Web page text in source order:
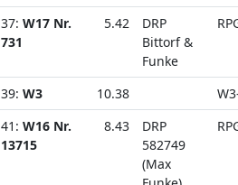
37: W17 Nr.
731
5.42
DRP
Bittorf &
Funke
39: W3 10.38
41: W16 Nr.
13715
8.43
DRP
582749
(Max